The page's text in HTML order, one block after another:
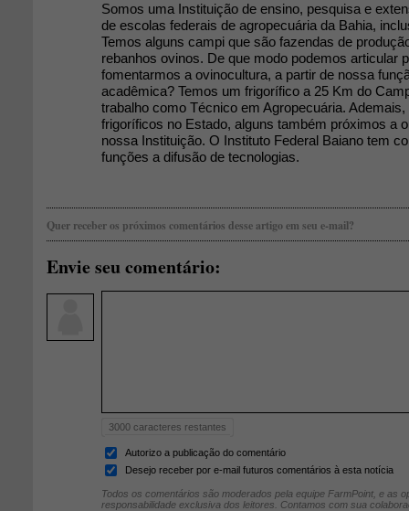
Somos uma Instituição de ensino, pesquisa e
de escolas federais de agropecuária da Bahia,
Temos alguns campi que são fazendas de
rebanhos ovinos. De que modo podemos articular
fomentarmos a ovinocultura, a partir de nossa
acadêmica? Temos um frigorífico a 25 Km do
trabalho como Técnico em Agropecuária.
frigoríficos no Estado, alguns também próximos a
nossa Instituição. O Instituto Federal Baiano tem
funções a difusão de tecnologias.
Quer receber os próximos comentários desse artigo em seu e-mail?
Envie seu comentário:
3000 caracteres restantes
Autorizo a publicação do comentário
Desejo receber por e-mail futuros comentários à esta notícia
Todos os comentários são moderados pela equipe FarmPoint, e as
responsabilidade exclusiva dos leitores. Contamos com sua